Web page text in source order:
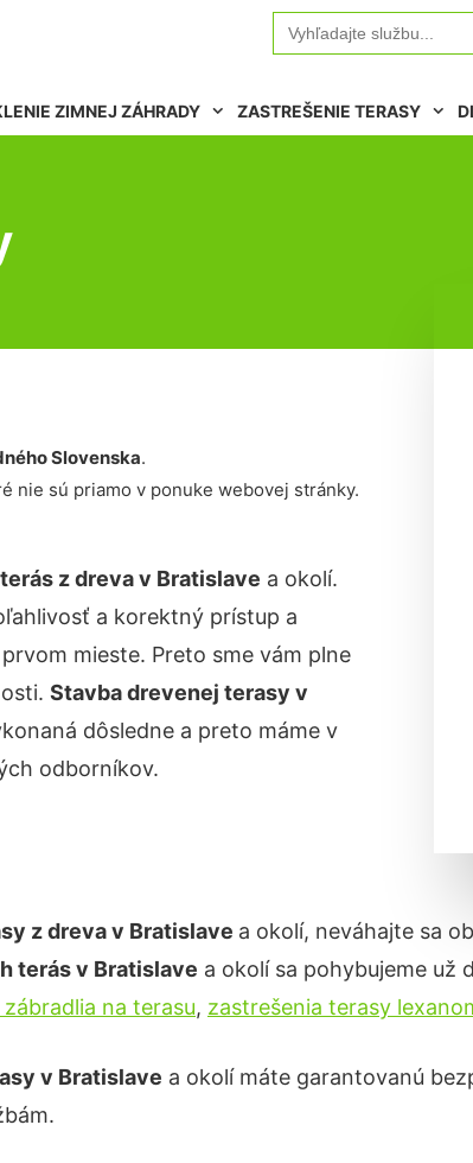
Search
for:
ZIMNEJ ZÁHRADY ZASTREŠENIE TERASY
Slovenska.
nie sú priamo v ponuke webovej stránky.
z drevav Bratislave a okolí.
a korektný prístup a
mieste. Preto sme vám plne
Stavba drevenej terasy v
dôsledne a preto máme v
odborníkov.
z drevav Bratislave a okolí, neváhajte sa
terásv Bratislave a okolí sa pohybujeme už
na terasu, zastrešenia terasy
v Bratislave a okolí máte garantovanú